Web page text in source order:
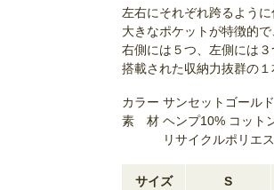
左右にそれぞれ跨るよう
大きなポケットが特徴的で
右側には５つ、左側には
搭載された収納力抜群の１
カラー サンセットゴールド
素 材 ヘンプ10% コット
リサイクルポリエス
サイズ S